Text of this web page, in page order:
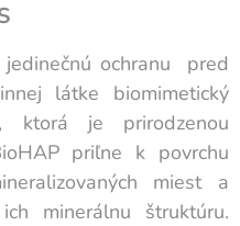
jedinečnú ochranu pred
látke biomimetický
ktorá je prirodzenou
priľne k povrchu
miest a
minerálnu štruktúru.